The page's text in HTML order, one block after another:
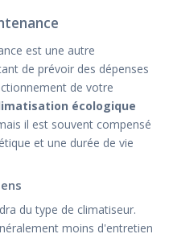
est une autre
de prévoir des dépenses
de votre
écologique
il est souvent compensé
et une durée de vie
du type de climatiseur.
moins d'entretien